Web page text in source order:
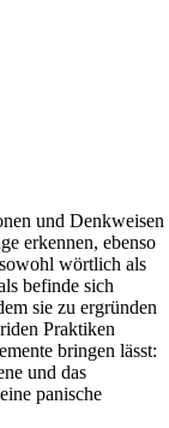
und Denkweisen
erkennen, ebenso
wörtlich als
befinde sich
sie zu ergründen
Praktiken
bringen lässt:
und das
panische